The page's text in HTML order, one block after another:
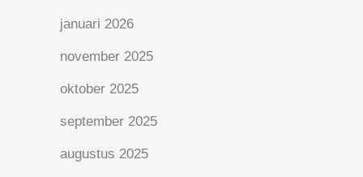
januari 2026
november 2025
oktober 2025
september 2025
augustus 2025